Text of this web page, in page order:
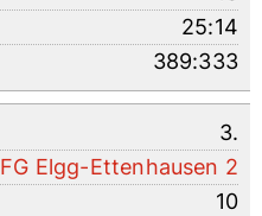
25:14
389:333
3.
FG Elgg-Ettenhausen 2
10